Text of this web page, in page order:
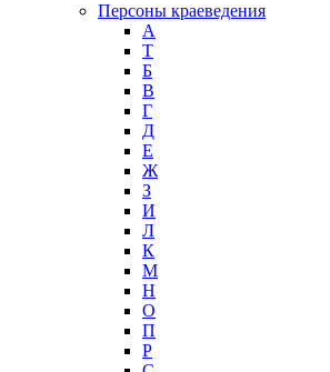
Персоны краеведения
А
T
Б
В
Г
Д
Е
Ж
З
И
Л
К
М
Н
О
П
Р